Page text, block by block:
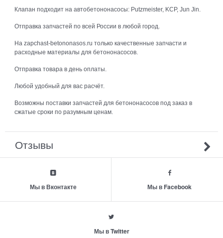
Клапан подходит на автобетононасосы: Putzmeister, KCP, Jun Jin.
Отправка запчастей по всей России в любой город.
На zapchast-betononasos.ru только качественные запчасти и
расходные материалы для бетононасосов.
Отправка товара в день оплаты.
Любой удобный для вас расчёт.
Возможны поставки запчастей для бетононасосов под заказ в
сжатые сроки по разумным ценам.
Отзывы
Мы в Вконтакте Мы в Facebook
Мы в Twitter